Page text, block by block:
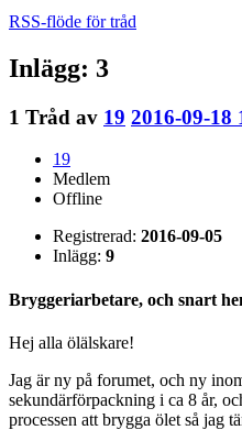
RSS-flöde för tråd
Inlägg: 3
1 Tråd av 19 2016-09-18
19
Medlem
Offline
Registrerad: 2016-09-05
Inlägg: 9
Bryggeriarbetare, och snart
Hej alla ölälskare!
Jag är ny på forumet, och ny
sekundärförpackning i ca 8 år,
processen att brygga ölet så jag